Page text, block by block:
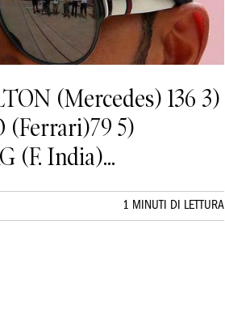
(Mercedes) 136 3)
(Ferrari)79 5)
(F. India)...
1 MINUTI DI LETTURA